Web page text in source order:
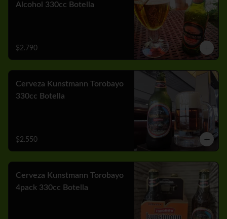
Alcohol 330cc Botella
$2.790
Cerveza Kunstmann Torobayo
330cc Botella
$2.550
Cerveza Kunstmann Torobayo
4pack 330cc Botella